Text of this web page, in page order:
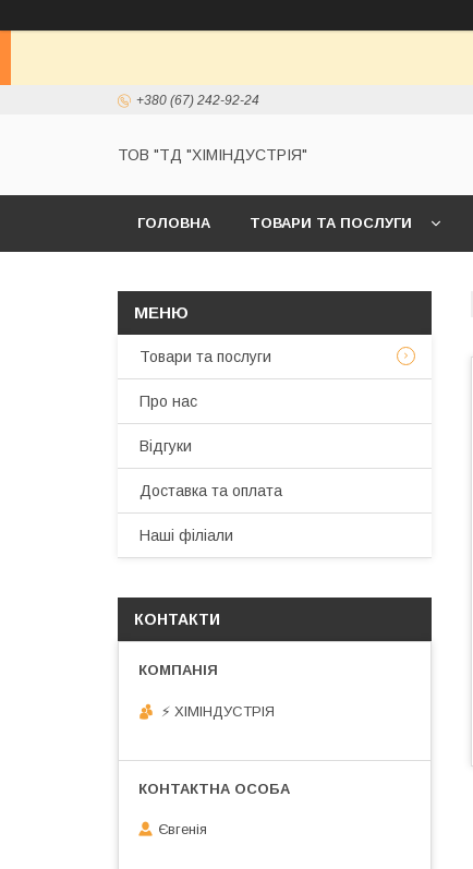
+380 (67) 242-92-24
ТОВ "ТД "ХІМІНДУСТРІЯ"
ГОЛОВНА ТОВАРИ ТА ПОСЛУГИ
Товари та послуги
Про нас
Відгуки
Доставка та оплата
Наші філіали
КОНТАКТИ
⚡ ХІМІНДУСТРІЯ
Євгенія